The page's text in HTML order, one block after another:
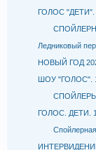
ГОЛОС "ДЕТИ".
Ледниковый
НОВЫЙ ГОД
ШОУ "ГОЛОС".
ГОЛОС. ДЕТИ.
Спойлерная